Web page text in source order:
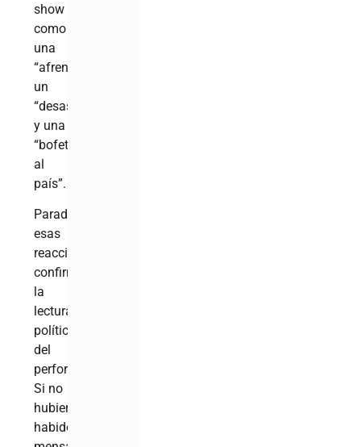
show
como
una
“afrenta”,
un
“desastre”
y una
“bofetada
al
país”.
Paradójicamente,
esas
reacciones
confirmaron
la
lectura
política
del
performance.
Si no
hubiera
habido